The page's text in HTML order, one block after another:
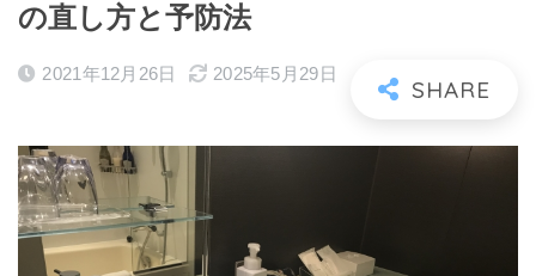
の直し方と予防法
2021年12月26日 2025年5月29日